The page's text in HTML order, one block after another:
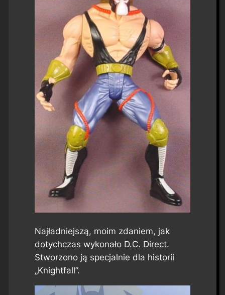
Najładniejszą, moim zdaniem, jak
dotychczas wykonało D.C. Direct.
Stworzono ją specjalnie dla historii
„Knightfall”.